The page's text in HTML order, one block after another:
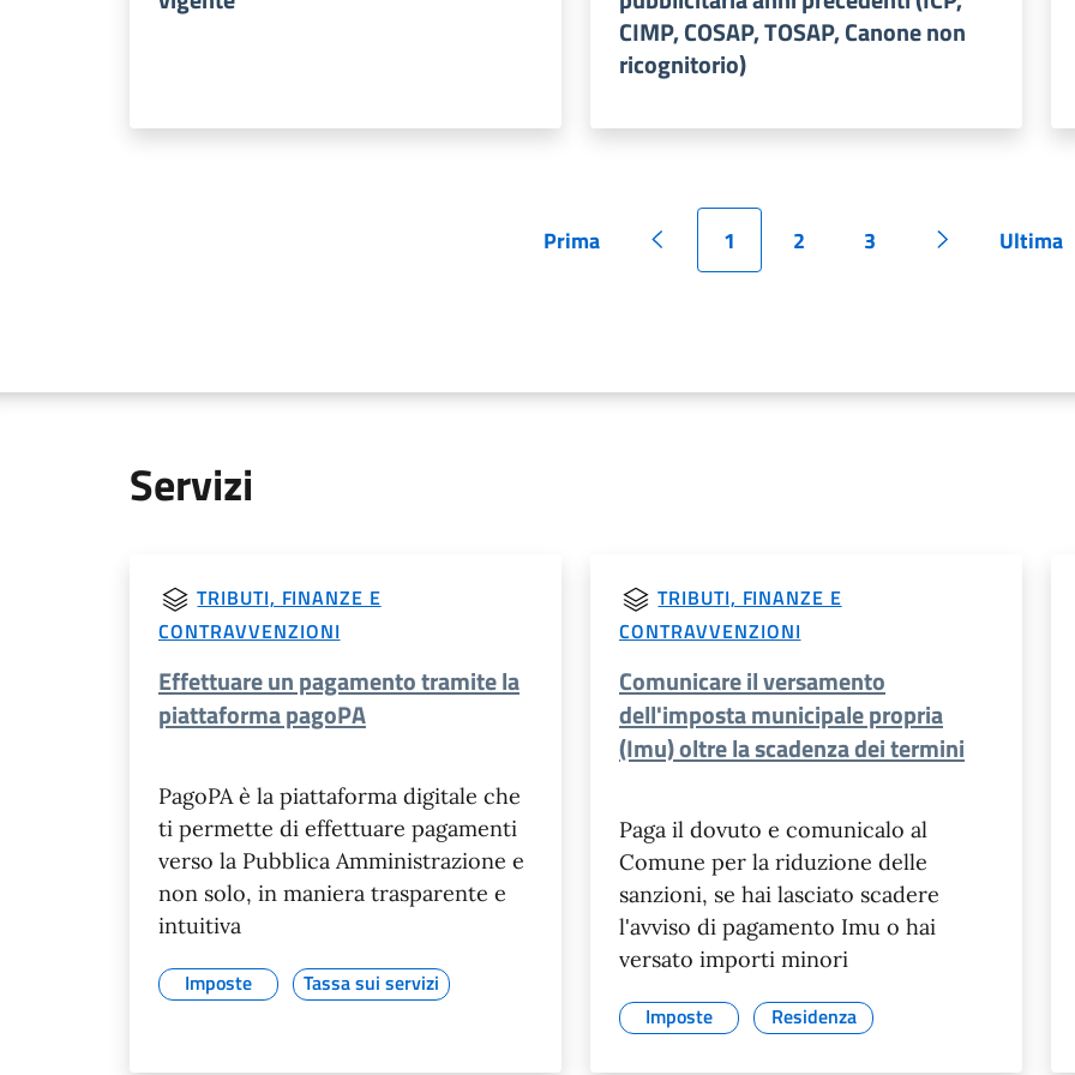
CIMP, COSAP, TOSAP, Canone non
ricognitorio)
Pagina
Prima
Pagina precedente
Pagina
1
Pagina
2
Pagina
3
Pagina
Ultima
Servizi
TRIBUTI, FINANZE E
CONTRAVVENZIONI
Effettuare un pagamento tramite la
piattaforma pagoPA
PagoPA è la piattaforma digitale che
ti permette di effettuare pagamenti
verso la Pubblica Amministrazione e
non solo, in maniera trasparente e
intuitiva
Imposte Tassa sui servizi
TRIBUTI, FINANZE E
CONTRAVVENZIONI
Comunicare il versamento
dell'imposta municipale propria
(Imu) oltre la scadenza dei termini
Paga il dovuto e comunicalo al
Comune per la riduzione delle
sanzioni, se hai lasciato scadere
l'avviso di pagamento Imu o hai
versato importi minori
Imposte Residenza